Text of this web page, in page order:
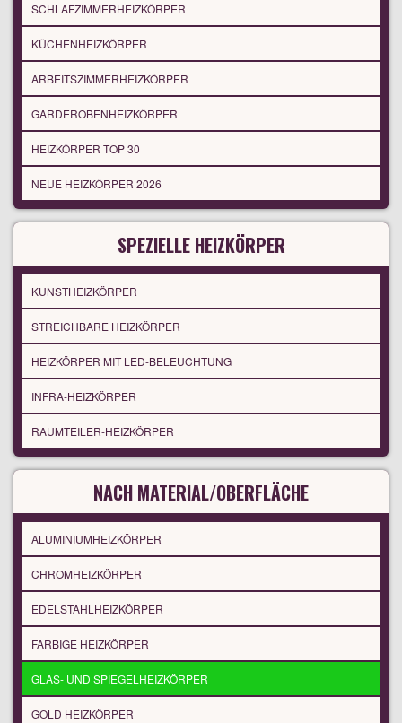
SCHLAFZIMMERHEIZKÖRPER
KÜCHENHEIZKÖRPER
ARBEITSZIMMERHEIZKÖRPER
GARDEROBENHEIZKÖRPER
HEIZKÖRPER TOP 30
NEUE HEIZKÖRPER 2026
SPEZIELLE HEIZKÖRPER
KUNSTHEIZKÖRPER
STREICHBARE HEIZKÖRPER
HEIZKÖRPER MIT LED-BELEUCHTUNG
INFRA-HEIZKÖRPER
RAUMTEILER-HEIZKÖRPER
NACH MATERIAL/OBERFLÄCHE
ALUMINIUMHEIZKÖRPER
CHROMHEIZKÖRPER
EDELSTAHLHEIZKÖRPER
FARBIGE HEIZKÖRPER
GLAS- UND SPIEGELHEIZKÖRPER
GOLD HEIZKÖRPER